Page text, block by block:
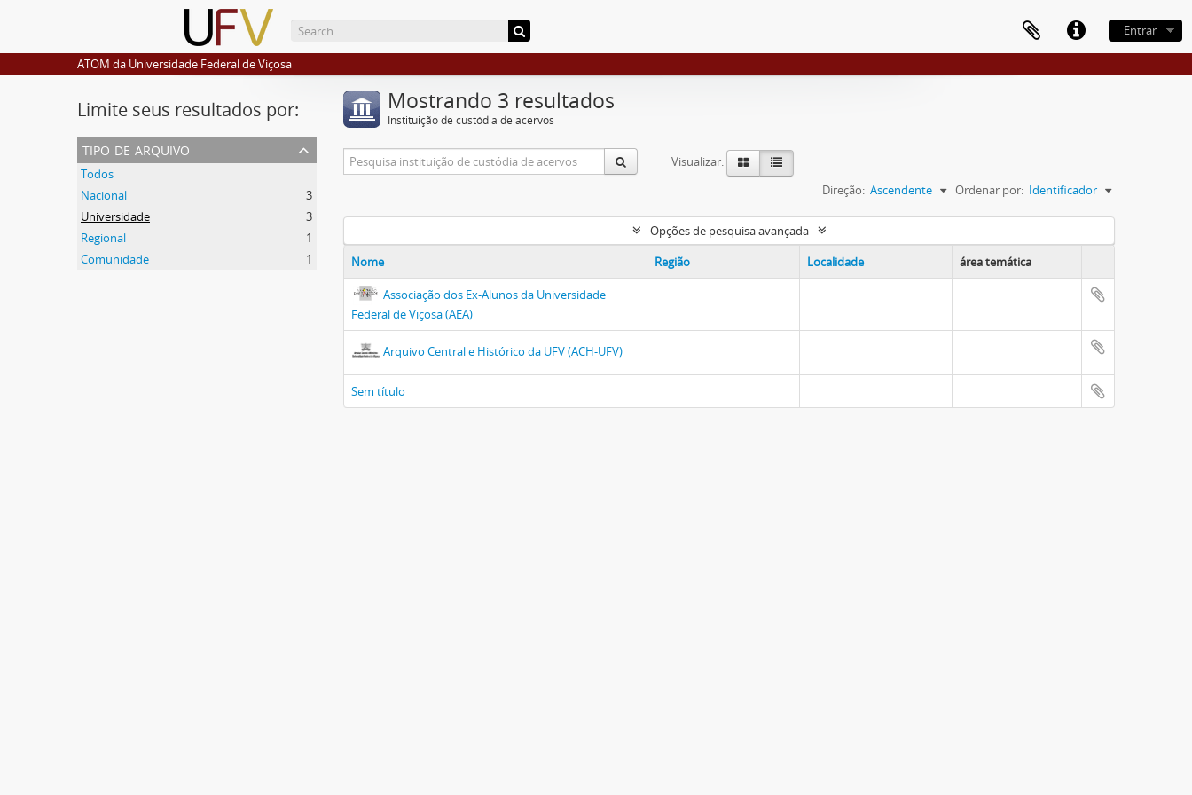
Entrar
ATOM da Universidade Federal de Viçosa
Limite seus resultados por:
tipo de arquivo
Todos
Nacional
3
Universidade
3
Regional
1
Comunidade
1
Mostrando 3 resultados
Instituição de custódia de acervos
Visualizar:
Ordenar por: Identificador
Direção: Ascendente
Opções de pesquisa avançada
Nome
Região Localidade área temática
Associação dos Ex-Alunos da Universidade
Federal de Viçosa (AEA)
Arquivo Central e Histórico da UFV (ACH-UFV)
Sem título